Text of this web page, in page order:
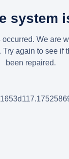
system
occurred. We are
again to see if
been repaired.